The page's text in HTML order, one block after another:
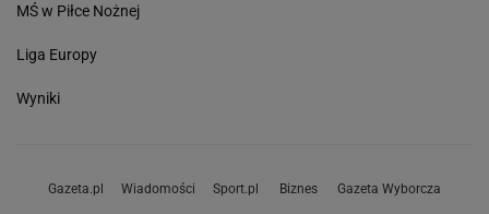
MŚ w Piłce Nożnej
Liga Europy
Wyniki
Gazeta.pl Wiadomości Sport.pl Biznes Gazeta Wyborcza